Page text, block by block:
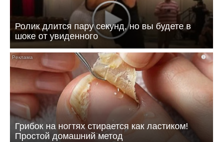
Ролик длится пару секунд, но вы будете в
шоке от увиденного
i
Грибок на ногтях стирается как ластиком!
Простой домашний метод